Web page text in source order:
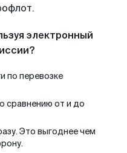
электронный
по перевозке
сравнению от и до
Это выгоднее чем